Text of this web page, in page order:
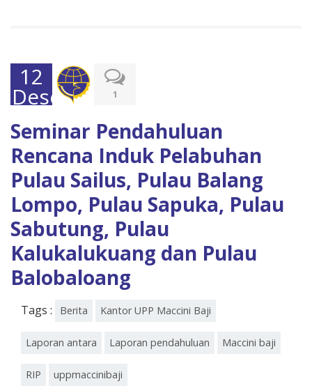
12
Desember
2015
1
Seminar Pendahuluan
Rencana Induk Pelabuhan
Pulau Sailus, Pulau Balang
Lompo, Pulau Sapuka, Pulau
Sabutung, Pulau
Kalukalukuang dan Pulau
Balobaloang
Tags : Berita Kantor UPP Maccini Baji
Laporan antara Laporan pendahuluan Maccini baji
RIP uppmaccinibaji